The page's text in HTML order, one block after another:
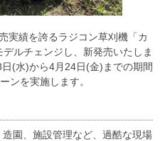
実績を誇るラジコン草刈機「カ
ルチェンジし、新発売いたしま
(水)から4月24日(金)までの期間
ンを実施します。
園、施設管理など、過酷な現場